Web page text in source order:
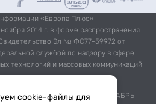
«Европа Плюс»
2014 г. в форме распространения
Эл № ФС77-59972 от
службой по надзору в сфере
технологий и массовых коммуникаций
– РОССИЯ 100К+, ИЮЛЬ - ДЕКАБРЬ
cookie-файлы для